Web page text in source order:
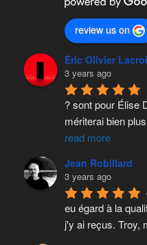
review us on
Éric Olivier
3 years ago
? sont pour Élise
mériterai bien
read more
Jean Robillard
3 years ago
eu égard à la
j'y ai reçus. Troy,